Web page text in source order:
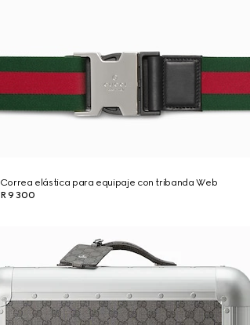
Correa elástica para equipaje con tribanda Web
R 9 300